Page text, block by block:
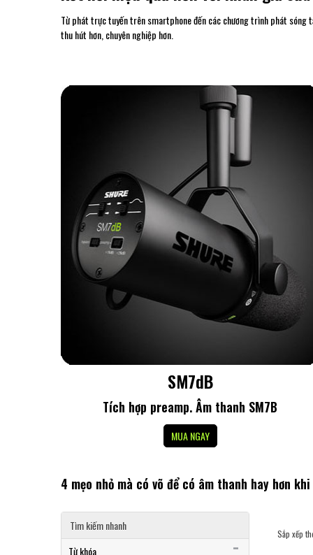
Từ phát trực tuyến trên smartphone đến các chương trình phát sóng
thu hút hơn, chuyên nghiệp hơn.
SM7dB
Tích hợp preamp. Âm thanh SM7B
MUA NGAY
4 mẹo nhỏ mà có võ để có âm thanh hay hơn
Tìm kiếm nhanh
Từ khóa
Sắp xếp